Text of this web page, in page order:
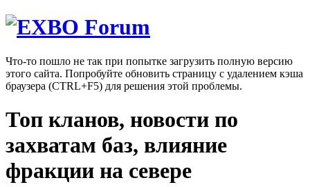
Что-то пошло не так при попытке загрузить полную версию
этого сайта. Попробуйте обновить страницу с удалением кэша
браузера (CTRL+F5) для решения этой проблемы.
Топ кланов, новости по
захватам баз, влияние
фракции на севере